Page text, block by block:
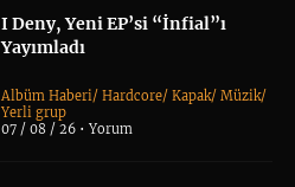
I Deny, Yeni EP’si “İnfial”ı
Yayımladı
Albüm Haberi/Hardcore/Kapak/Müzik/
Yerli grup
07 / 08 / 26 •Yorum